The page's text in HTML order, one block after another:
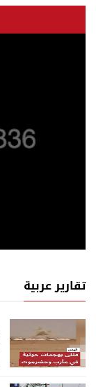
تقارير عربية